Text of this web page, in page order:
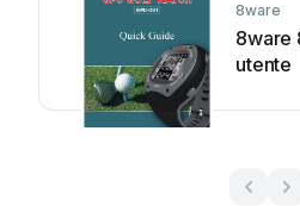
8ware
8ware
utente